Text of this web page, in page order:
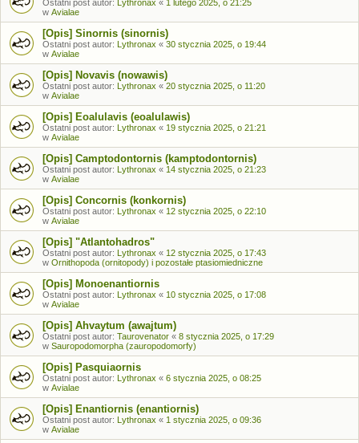
Ostatni post autor: Lythronax « 1 lutego 2025, o 21:25
w Avialae
[Opis] Sinornis (sinornis)
Ostatni post autor: Lythronax « 30 stycznia 2025, o 19:44
w Avialae
[Opis] Novavis (nowawis)
Ostatni post autor: Lythronax « 20 stycznia 2025, o 11:20
w Avialae
[Opis] Eoalulavis (eoalulawis)
Ostatni post autor: Lythronax « 19 stycznia 2025, o 21:21
w Avialae
[Opis] Camptodontornis (kamptodontornis)
Ostatni post autor: Lythronax « 14 stycznia 2025, o 21:23
w Avialae
[Opis] Concornis (konkornis)
Ostatni post autor: Lythronax « 12 stycznia 2025, o 22:10
w Avialae
[Opis] "Atlantohadros"
Ostatni post autor: Lythronax « 12 stycznia 2025, o 17:43
w Ornithopoda (ornitopody) i pozostałe ptasiomiedniczne
[Opis] Monoenantiornis
Ostatni post autor: Lythronax « 10 stycznia 2025, o 17:08
w Avialae
[Opis] Ahvaytum (awajtum)
Ostatni post autor: Taurovenator « 8 stycznia 2025, o 17:29
w Sauropodomorpha (zauropodomorfy)
[Opis] Pasquiaornis
Ostatni post autor: Lythronax « 6 stycznia 2025, o 08:25
w Avialae
[Opis] Enantiornis (enantiornis)
Ostatni post autor: Lythronax « 1 stycznia 2025, o 09:36
w Avialae